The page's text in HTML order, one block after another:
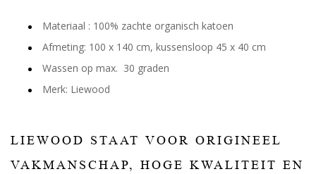
Materiaal : 100% zachte organisch katoen
Afmeting: 100 x 140 cm, kussensloop 45 x 40 cm
Wassen op max. 30 graden
Merk: Liewood
LIEWOOD STAAT VOOR ORIGINEEL
VAKMANSCHAP, HOGE KWALITEIT EN